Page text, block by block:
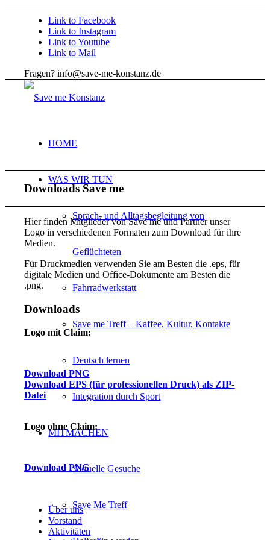
Link to Facebook
Link to Instagram
Link to Youtube
Link to Mail
Fragen? info@save-me-konstanz.de
HOME
WAS WIR TUN
Sprach- und Alltagsbegleitung von
Geflüchteten
Fahrradwerkstatt
Save me Treff – Kaffee, Kultur, Kontakte
Deutsch lernen
Integration durch Sport
MITMACHEN
Aktuelle Gesuche
Save Me Treff
Downloads Save me
Hier finden Mitglieder von Save me und Partner unser
Logo in verschiedenen Formaten zum Download für ihre
Medien.
Für Druckmedien verwenden Sie am Besten die .eps, für
digitale Medien und Office-Dokumente am Besten die
.png.
Downloads
Logo mit Claim:
Download PNG
Download EPS (für professionellen Druck) als ZIP-
Datei
Logo ohne Claim:
Download PNG
Über uns
Vorstand
Aktivitäten